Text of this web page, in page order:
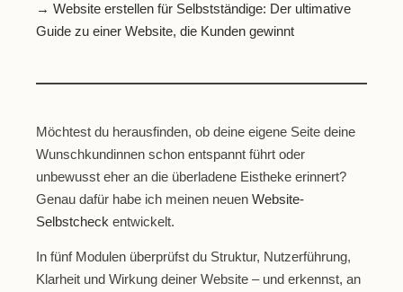
→ Website erstellen für Selbstständige: Der ultimative
Guide zu einer Website, die Kunden gewinnt
Möchtest du herausfinden, ob deine eigene Seite deine
Wunschkundinnen schon entspannt führt oder
unbewusst eher an die überladene Eistheke erinnert?
Genau dafür habe ich meinen neuen Website-
Selbstcheck entwickelt.
In fünf Modulen überprüfst du Struktur, Nutzerführung,
Klarheit und Wirkung deiner Website – und erkennst, an